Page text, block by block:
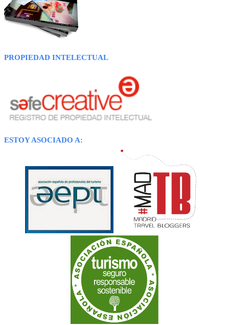
PROPIEDAD INTELECTUAL
ESTOY ASOCIADO A: